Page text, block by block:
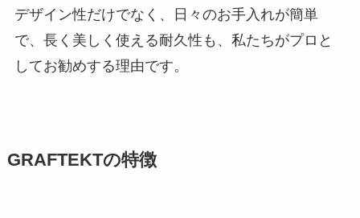
デザイン性だけでなく、日々のお手入れが簡単
で、長く美しく使える耐久性も、私たちがプロと
してお勧めする理由です。
GRAFTEKTの特徴